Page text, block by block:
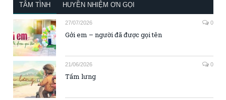
TÂM TÌNH HUYỀN NHIỆM ƠN GỌI
27/07/2026 0
Gởi em – người đã được gọi tên
21/06/2026 0
Tấm lưng